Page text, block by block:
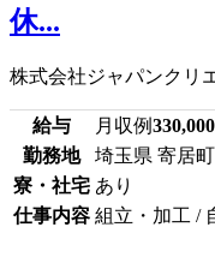
休...
株式会社ジャパンクリ
給与 月収例330,000
勤務地
埼玉県 寄居町
寮・社宅 あり
仕事内容 組立・加工 /